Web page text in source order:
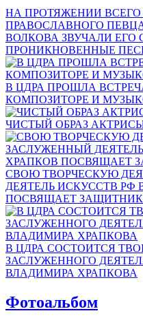
НА ПРОТЯЖЕНИИ
ПРАВОСЛАВНОГО
ВОЛКОВА ЗВУЧАЛИ ЕГО
ПРОНИКНОВЕННЫЕ
В ЦДРА ПРОШЛА
КОМПОЗИТОРЕ И
ЧИСТЫЙ ОБРАЗ
СВОЮ ТВОРЧЕСКУЮ
ДЕЯТЕЛЬ ИСКУССТВ РФ
ПОСВЯЩАЕТ
В ЦДРА СОСТОИТСЯ
ЗАСЛУЖЕННОГО
ВЛАДИМИРА ХРАПКОВА
Фотоальбом